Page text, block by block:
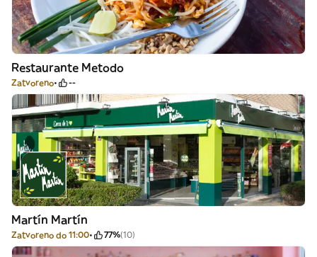
Restaurante Metodo
Zatvoreno --
Martín Martín
Zatvoreno do 11:00 77%(10)